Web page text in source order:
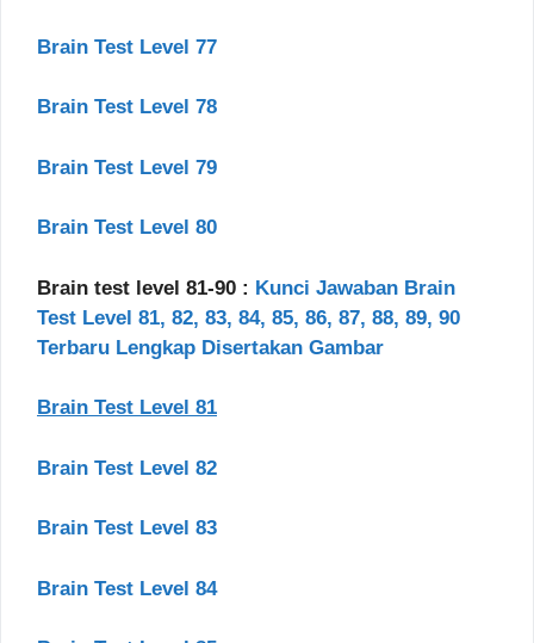
Brain Test Level 77
Brain Test Level 78
Brain Test Level 79
Brain Test Level 80
Brain test level 81-90 : Kunci Jawaban Brain
Test Level 81, 82, 83, 84, 85, 86, 87, 88, 89, 90
Terbaru Lengkap Disertakan Gambar
Brain Test Level 81
Brain Test Level 82
Brain Test Level 83
Brain Test Level 84